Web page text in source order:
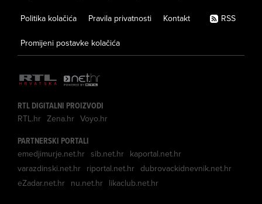
Politika kolačića Pravila privatnosti Kontakt
Promijeni postavke kolačića
RSS
RTL DIGITALNI PROIZVODI
RTL.hr Zena.hr Voyo.hr
PARTNERSKI PORTALI
emedjimurje.net.hr sib.net.hr kaportal.net.hr
varazdinski.net.hr riportal.net.hr dubrovackidnevnik.net.hr
eZadar.net.hr nu.net.hr likaclub.net.hr